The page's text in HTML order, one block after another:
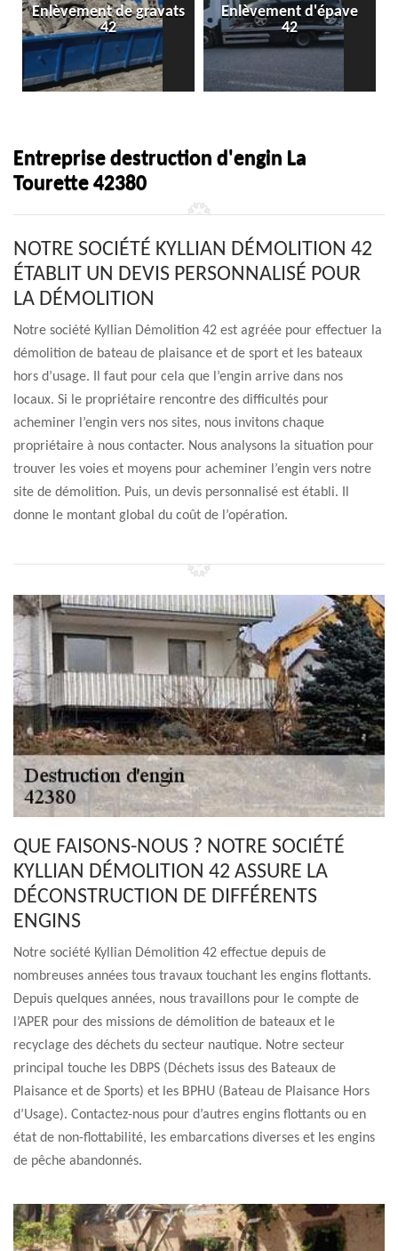
Enlèvement de gravats
42
Enlèvement d'épave
42
Entreprise destruction d'engin La
Tourette 42380
NOTRE SOCIÉTÉ KYLLIAN DÉMOLITION 42
ÉTABLIT UN DEVIS PERSONNALISÉ POUR
LA DÉMOLITION
Notre société Kyllian Démolition 42 est agréée pour effectuer la
démolition de bateau de plaisance et de sport et les bateaux
hors d’usage. Il faut pour cela que l’engin arrive dans nos
locaux. Si le propriétaire rencontre des difficultés pour
acheminer l’engin vers nos sites, nous invitons chaque
propriétaire à nous contacter. Nous analysons la situation pour
trouver les voies et moyens pour acheminer l’engin vers notre
site de démolition. Puis, un devis personnalisé est établi. Il
donne le montant global du coût de l’opération.
QUE FAISONS-NOUS ? NOTRE SOCIÉTÉ
KYLLIAN DÉMOLITION 42 ASSURE LA
DÉCONSTRUCTION DE DIFFÉRENTS
ENGINS
Notre société Kyllian Démolition 42 effectue depuis de
nombreuses années tous travaux touchant les engins flottants.
Depuis quelques années, nous travaillons pour le compte de
l’APER pour des missions de démolition de bateaux et le
recyclage des déchets du secteur nautique. Notre secteur
principal touche les DBPS (Déchets issus des Bateaux de
Plaisance et de Sports) et les BPHU (Bateau de Plaisance Hors
d’Usage). Contactez-nous pour d’autres engins flottants ou en
état de non-flottabilité, les embarcations diverses et les engins
de pêche abandonnés.